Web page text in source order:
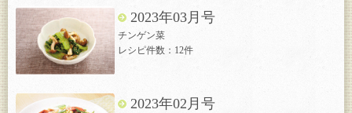
2023年03月号
チンゲン菜
レシピ件数：12件
2023年02月号